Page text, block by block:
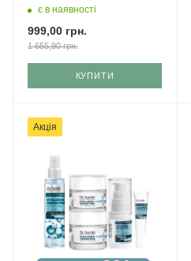
є в наявності
999,00 грн.
1 655,90грн.
КУПИТИ
Акція